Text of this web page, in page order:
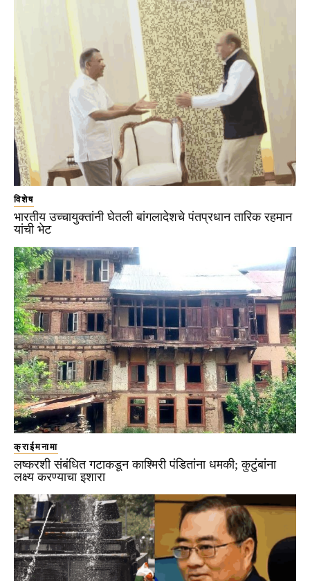
विशेष
भारतीय उच्चायुक्तांनी घेतली बांगलादेशचे पंतप्रधान तारिक रहमान
यांची भेट
क्राईमनामा
लष्करशी संबंधित गटाकडून काश्मिरी पंडितांना धमकी; कुटुंबांना
लक्ष्य करण्याचा इशारा